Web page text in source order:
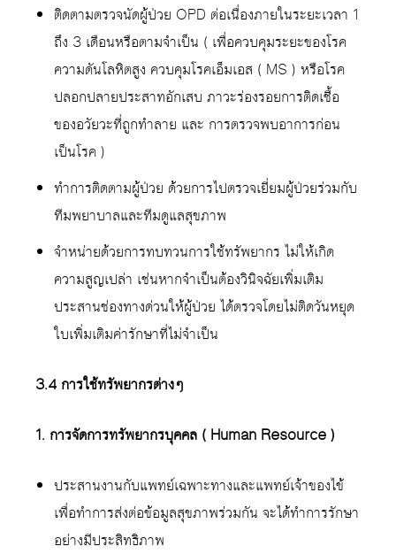
ติดตามตรวจนัดผู้ป่วย OPD ต่อเนื่องภายในระยะเวลา 1
ถึง 3 เดือนหรือตามจำเป็น ( เพื่อควบคุมระยะของโรค
ความดันโลหิตสูง ควบคุมโรคเอ็มเอส ( MS ) หรือโรค
ปลอกปลายประสาทอักเสบ ภาวะร่องรอยการติดเชื้อ
ของอวัยวะที่ถูกทำลาย และ การตรวจพบอาการก่อน
เป็นโรค )
ทำการติดตามผู้ป่วย ด้วยการไปตรวจเยี่ยมผู้ป่วยร่วมกับ
ทีมพยาบาลและทีมดูแลสุขภาพ
จำหน่ายด้วยการทบทวนการใช้ทรัพยากร ไม่ให้เกิด
ความสูญเปล่า เช่นหากจำเป็นต้องวินิจฉัยเพิ่มเติม
ประสานช่องทางด่วนให้ผู้ป่วย ได้ตรวจโดยไม่ติดวันหยุด
ใบเพิ่มเติมค่ารักษาที่ไม่จำเป็น
3.4 การใช้ทรัพยากรต่างๆ
1. การจัดการทรัพยากรบุคคล ( Human Resource )
ประสานงานกับแพทย์เฉพาะทางและแพทย์เจ้าของไข้
เพื่อทำการส่งต่อข้อมูลสุขภาพร่วมกัน จะได้ทำการรักษา
อย่างมีประสิทธิภาพ